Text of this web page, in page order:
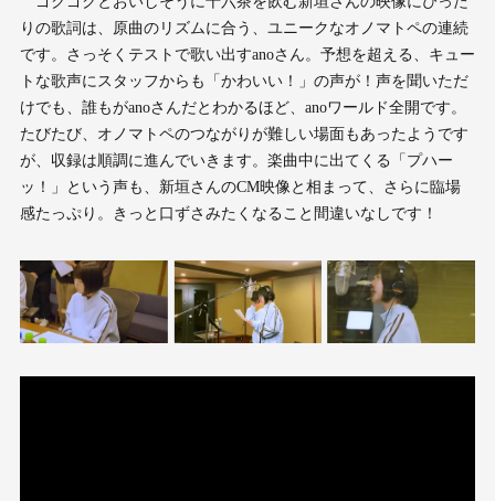
りの歌詞は、原曲のリズムに合う、ユニークなオノマトペの連続
です。さっそくテストで歌い出すanoさん。予想を超える、キュー
トな歌声にスタッフからも「かわいい！」の声が！声を聞いただ
けでも、誰もがanoさんだとわかるほど、anoワールド全開です。
たびたび、オノマトペのつながりが難しい場面もあったようです
が、収録は順調に進んでいきます。楽曲中に出てくる「プハー
ッ！」という声も、新垣さんのCM映像と相まって、さらに臨場
感たっぷり。きっと口ずさみたくなること間違いなしです！